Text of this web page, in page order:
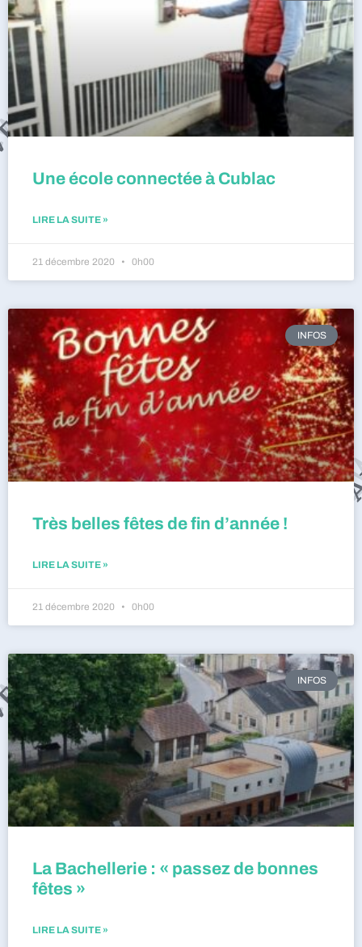
Une école connectée à Cublac
LIRE LA SUITE »
21 décembre 2020 0h00
INFOS
Très belles fêtes de fin d’année !
LIRE LA SUITE »
21 décembre 2020 0h00
INFOS
La Bachellerie : « passez de bonnes
fêtes »
LIRE LA SUITE »